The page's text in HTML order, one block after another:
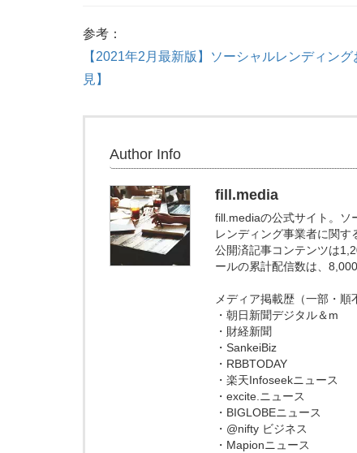
参考：
【2021年2月最新版】ソーシャルレンディン
見】
Author Info
fill.media
fill.mediaの公式サイト。ソ
レンディング事業者に関す
公開済記事コンテンツは
ールの累計配信数は、
メディア掲載歴（一部・順
・朝日新聞デジタル＆m
・財経新聞
・SankeiBiz
・RBBTODAY
・楽天Infoseekニュース
・excite.ニュース
・BIGLOBEニュース
・@nifty ビジネス
・Mapionニュース